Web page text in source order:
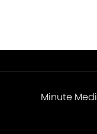
Minute